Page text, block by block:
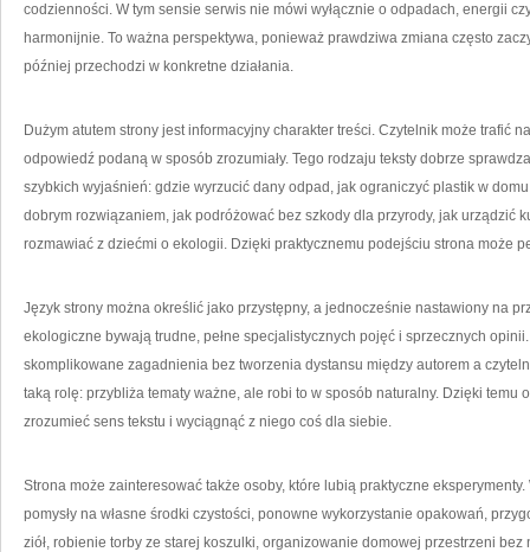
codzienności. W tym sensie serwis nie mówi wyłącznie o odpadach, energii
harmonijnie. To ważna perspektywa, ponieważ prawdziwa zmiana często
później przechodzi w konkretne działania.
Dużym atutem strony jest informacyjny charakter treści. Czytelnik może trafić
odpowiedź podaną w sposób zrozumiały. Tego rodzaju teksty dobrze
szybkich wyjaśnień: gdzie wyrzucić dany odpad, jak ograniczyć plastik w
dobrym rozwiązaniem, jak podróżować bez szkody dla przyrody, jak urządzić
rozmawiać z dziećmi o ekologii. Dzięki praktycznemu podejściu strona może
Język strony można określić jako przystępny, a jednocześnie nastawiony na
ekologiczne bywają trudne, pełne specjalistycznych pojęć i sprzecznych
skomplikowane zagadnienia bez tworzenia dystansu między autorem a
taką rolę: przybliża tematy ważne, ale robi to w sposób naturalny. Dzięki temu
zrozumieć sens tekstu i wyciągnąć z niego coś dla siebie.
Strona może zainteresować także osoby, które lubią praktyczne
pomysły na własne środki czystości, ponowne wykorzystanie opakowań,
ziół, robienie torby ze starej koszulki, organizowanie domowej przestrzeni